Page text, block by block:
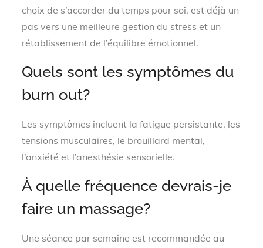
choix de s’accorder du temps pour soi, est déjà un
pas vers une meilleure gestion du stress et un
rétablissement de l’équilibre émotionnel.
Quels sont les symptômes du
burn out?
Les symptômes incluent la fatigue persistante, les
tensions musculaires, le brouillard mental,
l’anxiété et l’anesthésie sensorielle.
À quelle fréquence devrais-je
faire un massage?
Une séance par semaine est recommandée au